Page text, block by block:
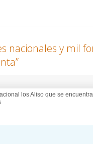
nacionales y mil
”
los Aliso que se